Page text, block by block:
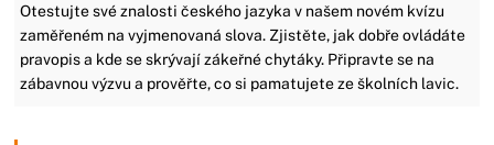
Otestujte své znalosti českého jazyka v našem novém kvízu
zaměřeném na vyjmenovaná slova. Zjistěte, jak dobře ovládáte
pravopis a kde se skrývají zákeřné chytáky. Připravte se na
zábavnou výzvu a prověřte, co si pamatujete ze školních lavic.